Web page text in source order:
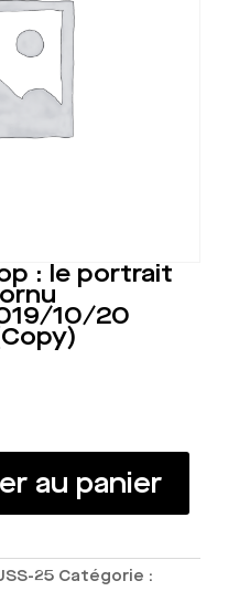
: le portrait
10/20
au panier
25 Catégorie :